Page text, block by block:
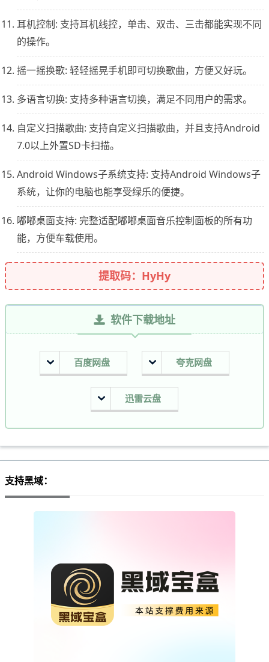
耳机控制: 支持耳机线控，单击、双击、三击都能实现不同
的操作。
摇一摇换歌: 轻轻摇晃手机即可切换歌曲，方便又好玩。
多语言切换: 支持多种语言切换，满足不同用户的需求。
自定义扫描歌曲: 支持自定义扫描歌曲，并且支持Android
7.0以上外置SD卡扫描。
Android Windows子系统支持: 支持Android Windows子
系统，让你的电脑也能享受绿乐的便捷。
嘟嘟桌面支持: 完整适配嘟嘟桌面音乐控制面板的所有功
能，方便车载使用。
提取码：HyHy
软件下载地址
百度网盘 夸克网盘
迅雷云盘
支持黑域：